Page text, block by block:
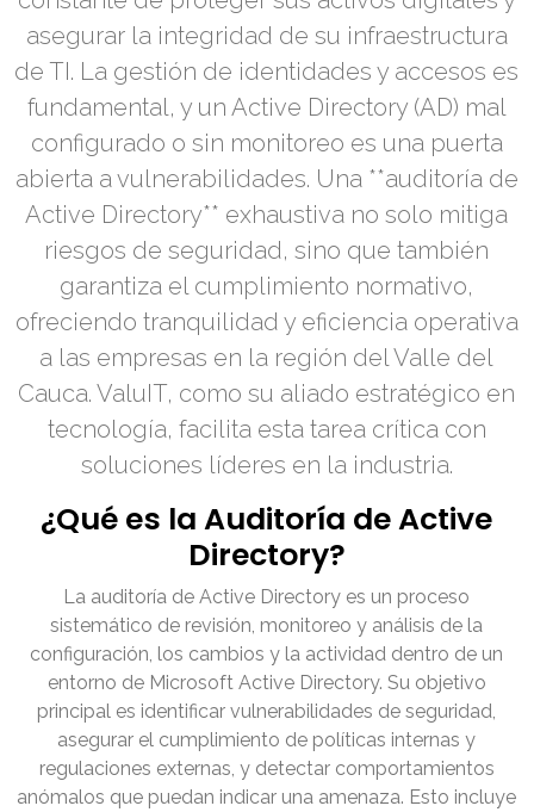
asegurar la integridad de su infraestructura
de TI. La gestión de identidades y accesos es
fundamental, y un Active Directory (AD) mal
configurado o sin monitoreo es una puerta
abierta a vulnerabilidades. Una **auditoría de
Active Directory** exhaustiva no solo mitiga
riesgos de seguridad, sino que también
garantiza el cumplimiento normativo,
ofreciendo tranquilidad y eficiencia operativa
a las empresas en la región del Valle del
Cauca. ValuIT, como su aliado estratégico en
tecnología, facilita esta tarea crítica con
soluciones líderes en la industria.
¿Qué es la Auditoría de Active
Directory?
La auditoría de Active Directory es un proceso
sistemático de revisión, monitoreo y análisis de la
configuración, los cambios y la actividad dentro de un
entorno de Microsoft Active Directory. Su objetivo
principal es identificar vulnerabilidades de seguridad,
asegurar el cumplimiento de políticas internas y
regulaciones externas, y detectar comportamientos
anómalos que puedan indicar una amenaza. Esto incluye